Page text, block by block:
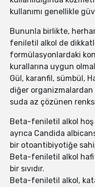
kullanımı genellikle
Bununla birlikte,
feniletil alkol de
formülasyonlardaki
kurallarına uygun
Gül, karanfil, sümbül,
diğer
suda az çözünen
Beta-feniletil alkol hoş
ayrıca Candida
bir otoantibiyotiğe
Beta-feniletil alkol
bir sıvıdır.
Beta-feniletil alkol,